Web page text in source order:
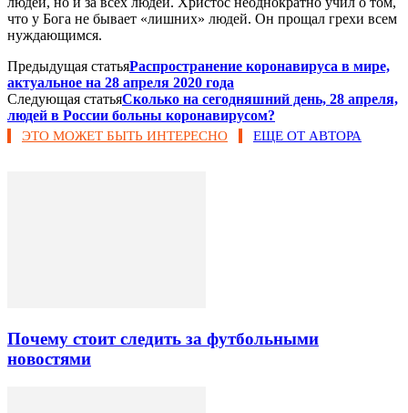
что у Бога не бывает «лишних» людей. Он прощал грехи всем
нуждающимся.
Предыдущая статьяРаспространение коронавируса в мире,
актуальное на 28 апреля 2020 года
Следующая статьяСколько на сегодняшний день, 28 апреля,
людей в России больны коронавирусом?
ЭТО МОЖЕТ БЫТЬ ИНТЕРЕСНО ЕЩЕ ОТ АВТОРА
Почему стоит следить за футбольными
новостями